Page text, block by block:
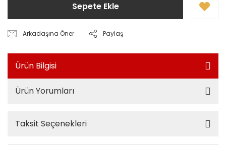
Sepete Ekle
Arkadaşına Öner Paylaş
Ürün Bilgisi
Ürün Yorumları
Taksit Seçenekleri